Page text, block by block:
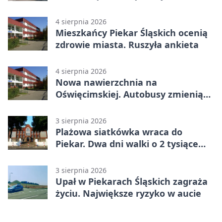
4 sierpnia 2026
Mieszkańcy Piekar Śląskich ocenią
zdrowie miasta. Ruszyła ankieta
4 sierpnia 2026
Nowa nawierzchnia na
Oświęcimskiej. Autobusy zmienią
3 sierpnia 2026
Plażowa siatkówka wraca do
Piekar. Dwa dni walki o 2 tysiące
3 sierpnia 2026
Upał w Piekarach Śląskich zagraża
życiu. Największe ryzyko w aucie